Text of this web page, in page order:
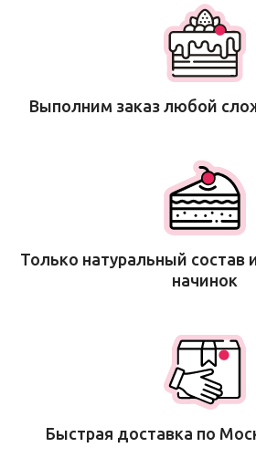
Выполним заказ любой
Только натуральный
начинок
Быстрая доставка по